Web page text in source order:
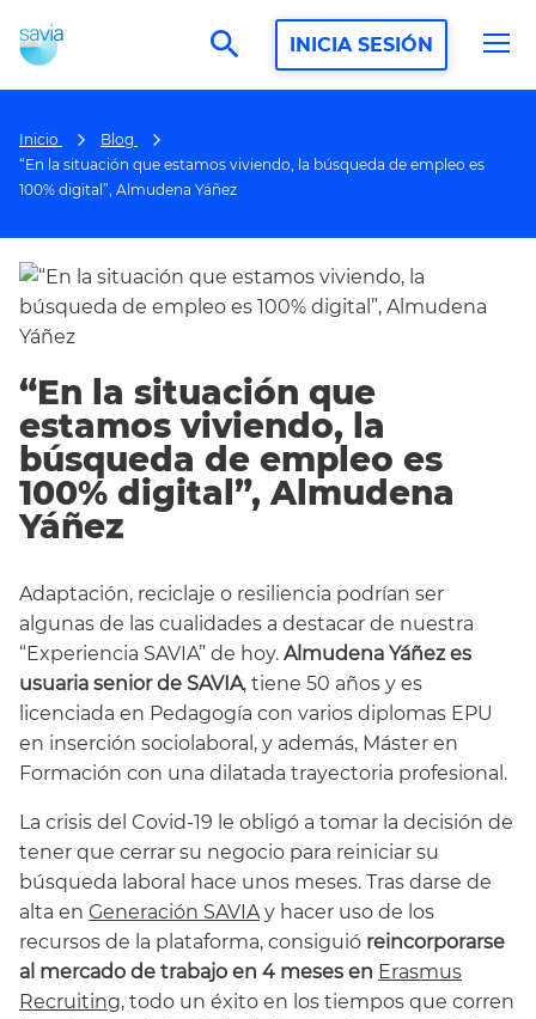
search INICIA SESIÓN
Inicio
Blog
“En la situación que estamos viviendo, la búsqueda de empleo es
100% digital”, Almudena Yáñez
“En la situación que
estamos viviendo, la
búsqueda de empleo es
100% digital”, Almudena
Yáñez
Adaptación, reciclaje o resiliencia podrían ser
algunas de las cualidades a destacar de nuestra
“Experiencia SAVIA” de hoy. Almudena Yáñez es
usuaria senior de SAVIA, tiene 50 años y es
licenciada en Pedagogía con varios diplomas EPU
en inserción sociolaboral, y además, Máster en
Formación con una dilatada trayectoria profesional.
La crisis del Covid-19 le obligó a tomar la decisión de
tener que cerrar su negocio para reiniciar su
búsqueda laboral hace unos meses. Tras darse de
alta en Generación SAVIAy hacer uso de los
recursos de la plataforma, consiguió reincorporarse
al mercado de trabajo en 4 meses en Erasmus
Recruiting, todo un éxito en los tiempos que corren